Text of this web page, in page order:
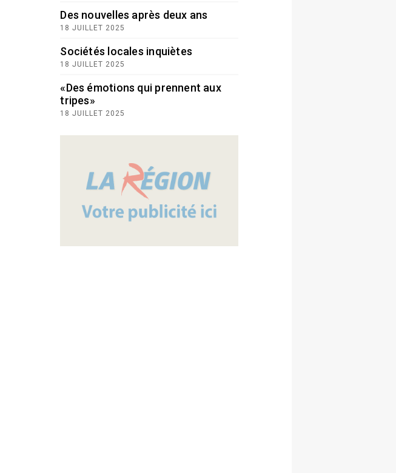
Des nouvelles après deux ans
18 JUILLET 2025
Sociétés locales inquiètes
18 JUILLET 2025
«Des émotions qui prennent aux
tripes»
18 JUILLET 2025